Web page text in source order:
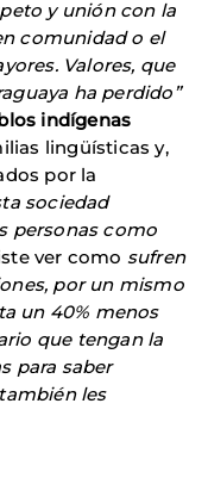
y unión con la
comunidad o el
Valores, que
ha perdido”
indígenas
lingüísticas y,
por la
sociedad
personas como
ver como sufren
por un mismo
un 40% menos
que tengan la
para saber
les